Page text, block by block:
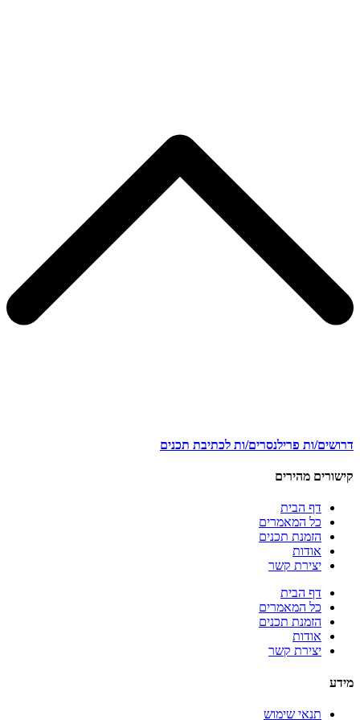
דרושים/ות פרילנסרים/ות לכתיבת תכנים
קישורים מהירים
דף הבית
כל המאמרים
הזמנת תכנים
אודות
יצירת קשר
דף הבית
כל המאמרים
הזמנת תכנים
אודות
יצירת קשר
מידע
תנאי שימוש